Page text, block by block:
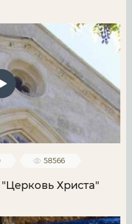
58566
Христа"